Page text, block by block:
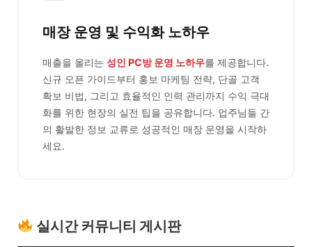
매장 운영 및 수익화 노하우
매출을 올리는 성인 PC방 운영 노하우를 제공합니다.
신규 오픈 가이드부터 홍보 마케팅 전략, 단골 고객
확보 비법, 그리고 효율적인 인력 관리까지 수익 극대
화를 위한 현장의 실전 팁을 공유합니다. 업주님들 간
의 활발한 정보 교류로 성공적인 매장 운영을 시작하
세요.
실시간 커뮤니티 게시판